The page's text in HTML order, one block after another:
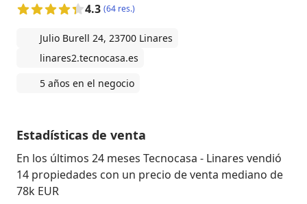
4.3 (64 res.)
Julio Burell 24, 23700 Linares
linares2.tecnocasa.es
5 años en el negocio
Estadísticas de venta
En los últimos 24 meses Tecnocasa - Linares vendió
14 propiedades con un precio de venta mediano de
78k EUR